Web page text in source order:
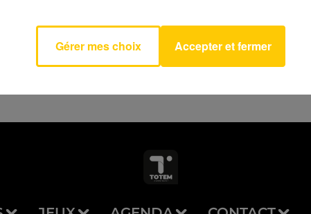
Gérer mes choix Accepter et fermer